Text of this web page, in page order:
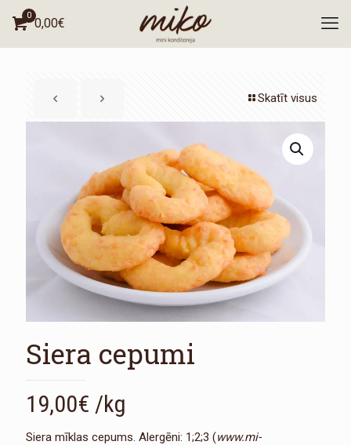
0
0,00€
Skatīt visus
Siera cepumi
19,00€ /kg
Siera mīklas cepums. Alergēni: 1;2;3 (www.mi-